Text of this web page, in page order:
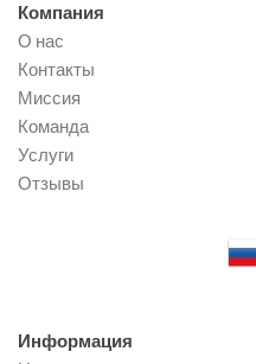
Компания
О нас
Контакты
Миссия
Команда
Услуги
Отзывы
Информация